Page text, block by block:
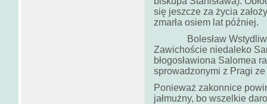
się jeszcze za życia
zmarła osiem lat później.
Bolesław Wstydliwy
Zawichoście niedaleko
błogosławiona Salomea
sprowadzonymi z Pragi
Ponieważ zakonnice
jałmużny, bo wszelkie